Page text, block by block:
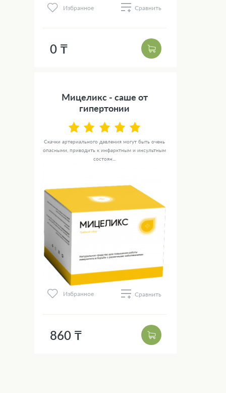
Избранное Сравнить
0 ₸
Мицеликс - саше от
гипертонии
Скачки артериального давления могут быть очень
опасными, приводить к инфарктным и инсультным
состоян...
Избранное Сравнить
860 ₸